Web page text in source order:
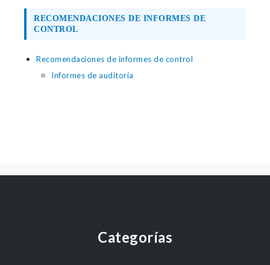
RECOMENDACIONES DE INFORMES DE
CONTROL
Recomendaciones de informes de control
Informes de auditoría
Categorías